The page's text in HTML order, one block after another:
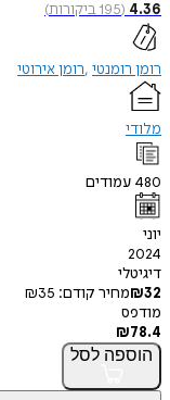
4.36
(
195ביקורות)
רומן רומנטי רומן אירוטי
מלודי
480 עמודים
יוני
2024
דיגיטלי
₪32 מחיר קודם: ₪35
מודפס
₪78.4
הוספה לסל